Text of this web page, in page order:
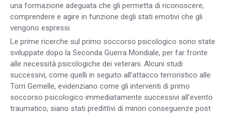
una formazione adeguata che gli permetta di riconoscere,
comprendere e agire in funzione degli stati emotivi che gli
vengono espressi.
Le prime ricerche sul primo soccorso psicologico sono state
sviluppate dopo la Seconda Guerra Mondiale, per far fronte
alle necessità psicologiche dei veterani. Alcuni studi
successivi, come quelli in seguito all’attacco terroristico alle
Torri Gemelle, evidenziano come gli interventi di primo
soccorso psicologico immediatamente successivi all’evento
traumatico, siano stati predittivi di minori conseguenze post